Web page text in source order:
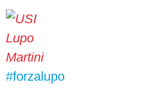
#forzalupo